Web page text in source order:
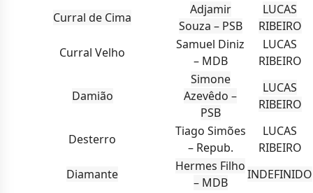
Curral de Cima
Adjamir
Souza – PSB
LUCAS
RIBEIRO
Curral Velho
Samuel Diniz
– MDB
LUCAS
RIBEIRO
Damião
Simone
Azevêdo –
PSB
LUCAS
RIBEIRO
Desterro
Tiago Simões
– Repub.
LUCAS
RIBEIRO
Diamante
Hermes Filho
– MDB
INDEFINIDO